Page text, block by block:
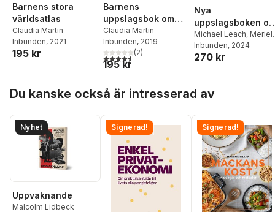
Barnens stora
världsatlas
Claudia Martin
Inbunden, 2021
195 kr
Barnens
uppslagsbok om
bergarter och
fossil
Claudia Martin
Inbunden, 2019
4,5utav 5 stjärnor. Totalt antal röster:
(2)
195 kr
Nya
uppslagsboken
djur
Michael Leach, Meriel
Lland,Claudia Martin
Claire Philip
Inbunden, 2024
270 kr
Du kanske också är intresserad av
Nyhet
Uppvaknande
Malcolm Lidbeck
Signerad! Signerad!